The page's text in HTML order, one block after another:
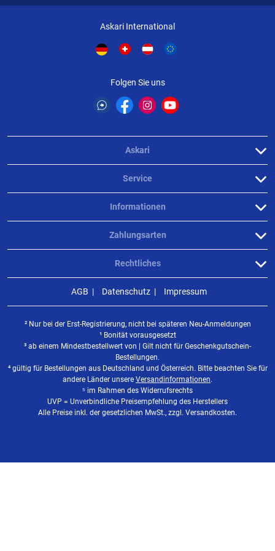
Askari International
Folgen Sie uns
Askari
Service
Informationen
Rechtliches
Zahlungsarten
AGB Datenschutz Impressum
² Nur bei der Erst-Registrierung, nicht bei späteren Neu-Anmeldungen
¹ Bonität vorausgesetzt
³ ab einem Mindestbestellwert von | Gilt nicht für Geschenkgutschein-
Bestellungen.
⁴ gültig für Bestellungen aus Deutschland und Österreich. Bitte beachten Sie für
andere Länder unsere Versandinformationen.
⁵ im Rahmen des Widerrufsrechts
UVP = Unverbindliche Preisempfehlung des Herstellers
Alle Preise inkl. der gesetzlichen MwSt., zzgl. Versandkosten.